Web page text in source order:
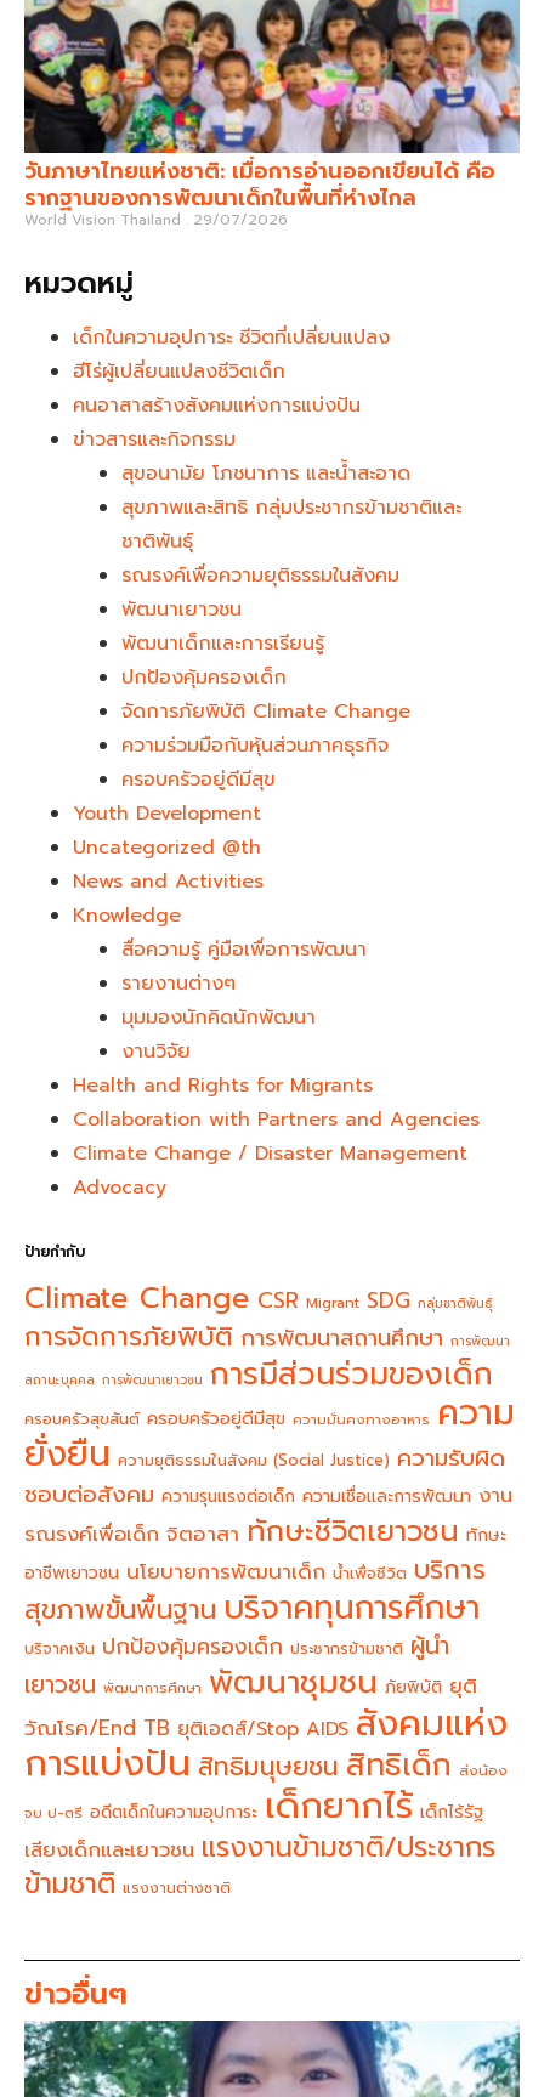
วันภาษาไทยแห่งชาติ: เมื่อการอ่านออกเขียนได้ คือ
รากฐานของการพัฒนาเด็กในพื้นที่ห่างไกล
World Vision Thailand 29/07/2026
หมวดหมู่
เด็กในความอุปการะ ชีวิตที่เปลี่ยนแปลง
ฮีโร่ผู้เปลี่ยนแปลงชีวิตเด็ก
คนอาสาสร้างสังคมแห่งการแบ่งปัน
ข่าวสารและกิจกรรม
สุขอนามัย โภชนาการ และน้ำสะอาด
สุขภาพและสิทธิ กลุ่มประชากรข้ามชาติและ
ชาติพันธุ์
รณรงค์เพื่อความยุติธรรมในสังคม
พัฒนาเยาวชน
พัฒนาเด็กและการเรียนรู้
ปกป้องคุ้มครองเด็ก
จัดการภัยพิบัติ Climate Change
ความร่วมมือกับหุ้นส่วนภาคธุรกิจ
ครอบครัวอยู่ดีมีสุข
Youth Development​
Uncategorized @th
News and Activities
Knowledge
สื่อความรู้ คู่มือเพื่อการพัฒนา
รายงานต่างๆ
มุมมองนักคิดนักพัฒนา
งานวิจัย
Health and Rights for Migrants
Collaboration with Partners and Agencies
Climate Change / Disaster Management
Advocacy
ป้ายกำกับ
Climate Change CSR Migrant SDG กลุ่มชาติพันธุ์
การจัดการภัยพิบัติ การพัฒนาสถานศึกษา การพัฒนา
สถานะบุคคล การพัฒนาเยาวชน การมีส่วนร่วมของเด็ก
ครอบครัวสุขสันต์ ครอบครัวอยู่ดีมีสุข ความมั่นคงทางอาหาร ความ
ยั่งยืน ความยุติธรรมในสังคม (Social Justice) ความรับผิด
ชอบต่อสังคม ความรุนแรงต่อเด็ก ความเชื่อและการพัฒนา งาน
รณรงค์เพื่อเด็ก จิตอาสา ทักษะชีวิตเยาวชน ทักษะ
อาชีพเยาวชน นโยบายการพัฒนาเด็ก น้ำเพื่อชีวิต บริการ
สุขภาพขั้นพื้นฐาน บริจาคทุนการศึกษา
บริจาคเงิน ปกป้องคุ้มครองเด็ก ประชากรข้ามชาติ ผู้นำ
เยาวชน พัฒนาการศึกษา พัฒนาชุมชน ภัยพิบัติ ยุติ
วัณโรค/End TB ยุติเอดส์/Stop AIDS สังคมแห่ง
การแบ่งปัน สิทธิมนุษยชน สิทธิเด็ก ส่งน้อง
จบ ป-ตรี อดีตเด็กในความอุปการะ เด็กยากไร้ เด็กไร้รัฐ
เสียงเด็กและเยาวชน แรงงานข้ามชาติ/ประชากร
ข้ามชาติ แรงงานต่างชาติ
ข่าวอื่นๆ